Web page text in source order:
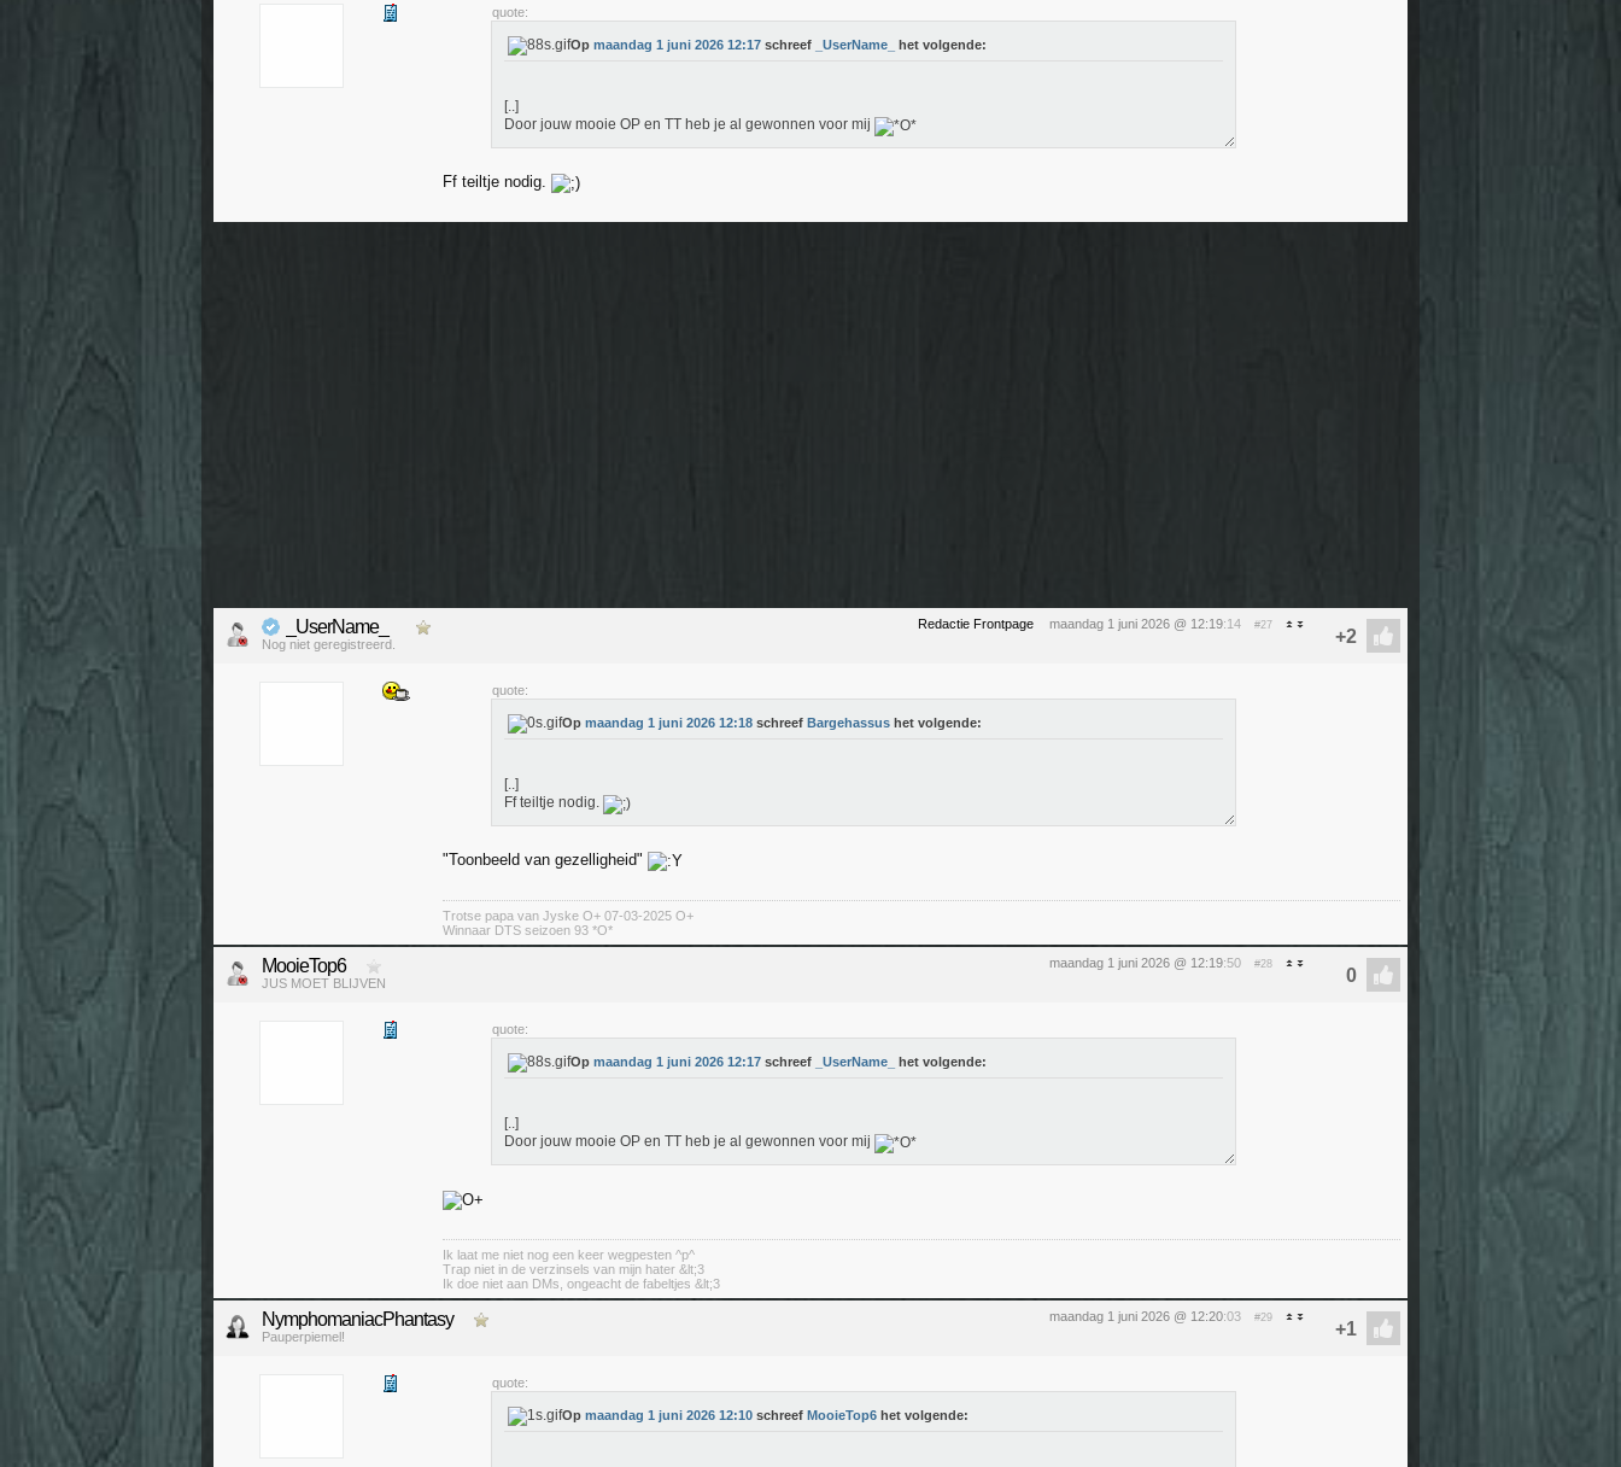
quote:
Op maandag 1 juni 2026 12:17 schreef _UserName_ het volgende:
[..]
Door jouw mooie OP en TT heb je al gewonnen voor mij
Ff teiltje nodig.
Redactie Frontpage maandag 1 juni 2026 @ 12:19:14 #27
_UserName_
Nog niet geregistreerd.
quote:
Op maandag 1 juni 2026 12:18 schreef Bargehassus het volgende:
[..]
Ff teiltje nodig.
"Toonbeeld van gezelligheid"
Trotse papa van Jyske O+ 07-03-2025 O+
Winnaar DTS seizoen 93 *O*
maandag 1 juni 2026 @ 12:19:50 #28
MooieTop6
JUS MOET BLIJVEN
quote:
Op maandag 1 juni 2026 12:17 schreef _UserName_ het volgende:
[..]
Door jouw mooie OP en TT heb je al gewonnen voor mij
Ik laat me niet nog een keer wegpesten ^p^
Trap niet in de verzinsels van mijn hater &lt;3
Ik doe niet aan DMs, ongeacht de fabeltjes &lt;3
maandag 1 juni 2026 @ 12:20:03 #29
NymphomaniacPhantasy
Pauperpiemel!
quote:
Op maandag 1 juni 2026 12:10 schreef MooieTop6 het volgende: